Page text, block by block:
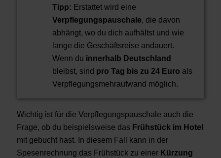
Tipp: Erstattet wird eine
Verpflegungspauschale, die davon
abhängt, wo du dich aufhältst und wie
lange die Geschäftsreise andauert.
Wenn du innerhalb Deutschland
bleibst, sind pro Tag bis zu 24 Euro als
Verpflegungsmehraufwand möglich.
Wichtig ist für die Verpflegungspauschale auch die
Frage, ob du beispielsweise das Frühstück im Hotel
mit gebucht hast. In diesem Fall kann in der
Spesenrechnung das Frühstück zu einer Kürzung